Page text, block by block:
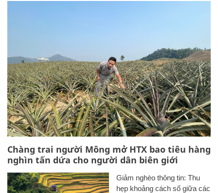
Chàng trai người Mông mở HTX bao tiêu hàng
nghìn tấn dứa cho người dân biên giới
Giảm nghèo thông tin: Thu
hẹp khoảng cách số giữa các